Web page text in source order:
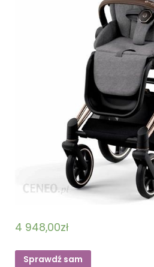
4 948,00zł
Sprawdź sam